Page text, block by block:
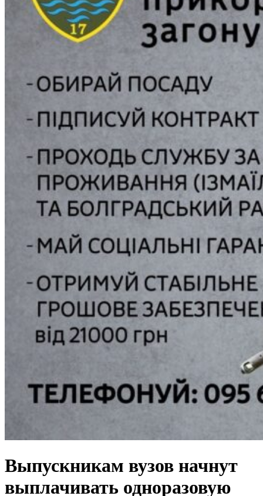
Выпускникам вузов начнут
выплачивать одноразовую